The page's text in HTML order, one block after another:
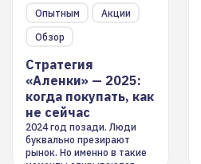
Опытным
Акции
Обзор
Стратегия
«Аленки» — 2025:
когда покупать, как
не сейчас
2024 год позади. Люди
буквально презирают
рынок. Но именно в такие